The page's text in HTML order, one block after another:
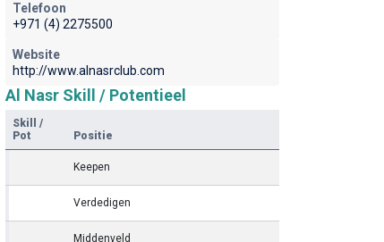
Telefoon
+971 (4) 2275500
Website
http://www.alnasrclub.com
Al Nasr Skill / Potentieel
Skill /
Pot
Positie
Keepen
Verdedigen
Middenveld